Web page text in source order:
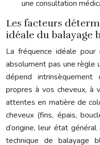
une consultation
Les facteurs
idéale du balayage
La fréquence idéale pour
absolument pas une règle
dépend
propres à vos cheveux, à
attentes en matière de
cheveux (fins, épais,
d’origine, leur état
technique de balayage